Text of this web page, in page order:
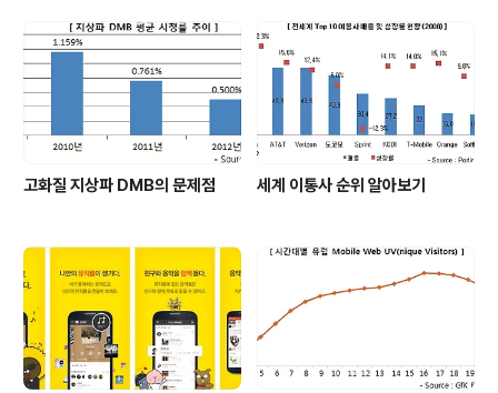
고화질 지상파 DMB의 문제점 세계 이통사 순위 알아보기